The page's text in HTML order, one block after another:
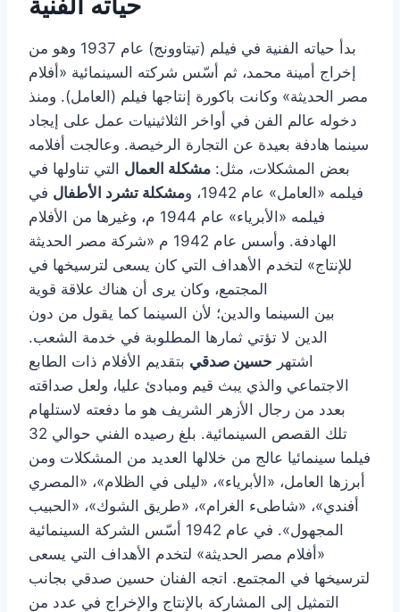
بدأ حياته الفنية في فيلم (تيتاوونج) عام 1937 وهو من
إخراج أمينة محمد، ثم أسّس شركته السينمائية «أفلام
مصر الحديثة» وكانت باكورة إنتاجها فيلم (العامل). ومنذ
دخوله عالم الفن في أواخر الثلاثينيات عمل على إيجاد
سينما هادفة بعيدة عن التجارة الرخيصة. وعالجت أفلامه
بعض المشكلات، مثل: مشكلة العمال التي تناولها في
فيلمه «العامل» عام 1942، و
مشكلة تشرد الأطفال في
فيلمه «الأبرياء» عام 1944 م، وغيرها من الأفلام
الهادفة. وأسس عام 1942 م «شركة مصر الحديثة
للإنتاج» لتخدم الأهداف التي كان يسعى لترسيخها في
المجتمع، وكان يرى أن هناك علاقة قوية
بين السينما والدين؛ لأن السينما كما يقول من دون
الدين لا تؤتي ثمارها المطلوبة في خدمة الشعب.
اشتهر حسين صدقي بتقديم الأفلام ذات الطابع
الاجتماعي والذي يبث قيم ومبادئ عليا، ولعل صداقته
بعدد من رجال الأزهر الشريف هو ما دفعته لاستلهام
تلك القصص السينمائية. بلغ رصيده الفني حوالي 32
فيلما سينمائيا عالج من خلالها العديد من المشكلات ومن
أبرزها العامل، «الأبرياء»، «ليلى في الظلام»، «المصري
أفندي»، «شاطىء الغرام»، «طريق الشوك»، «الحبيب
المجهول». في عام 1942 أسّس الشركة السينمائية
«أفلام مصر الحديثة» لتخدم الأهداف التي يسعى
لترسيخها في المجتمع. اتجه الفنان حسين صدقي بجانب
التمثيل إلى المشاركة بالإنتاج والإخراج في عدد من